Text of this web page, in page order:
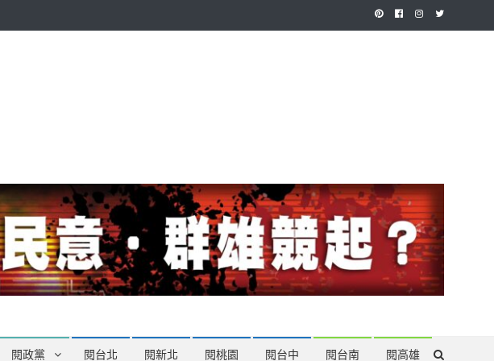
閱政黨 閱台北 閱新北 閱桃園 閱台中 閱台南 閱高雄